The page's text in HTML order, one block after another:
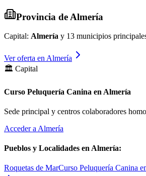
Provincia de Almería
Capital: Almería y 13 municipios
Ver oferta en Almería
🏛️ Capital
Curso Peluquería Canina en Almería
Sede principal y centros colaboradores
Acceder a Almería
Pueblos y Localidades en Almería:
Roquetas de MarCurso Peluquería Canina